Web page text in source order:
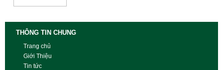
THÔNG TIN CHUNG
Trang chủ
Giới Thiệu
Tin tức